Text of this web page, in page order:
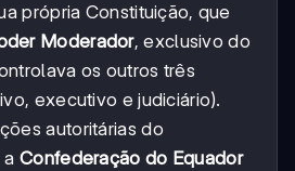
própria Constituição, que
Moderador, exclusivo do
os outros três
executivo e judiciário).
autoritárias do
aConfederação do Equador